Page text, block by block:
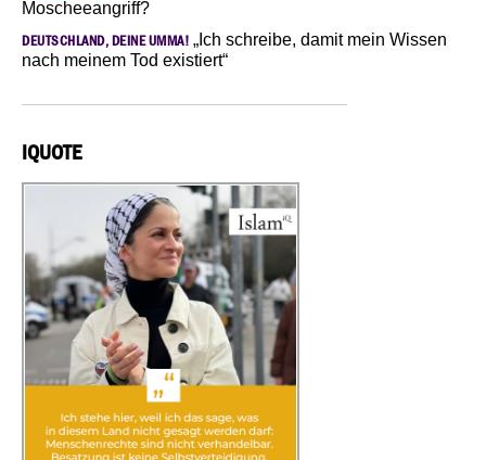
Moscheeangriff?
DEUTSCHLAND, DEINE UMMA! „Ich schreibe, damit mein Wissen
nach meinem Tod existiert“
IQUOTE